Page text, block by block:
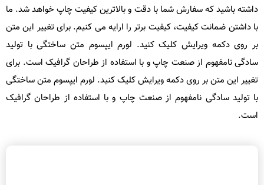
داشته باشید که سفارش شما با دقت و بالاترین کیفیت چاپ خواهد شد. ما
با داشتن ضمانت کیفیت، کیفیت برتر را ارایه می کنیم. برای تغییر این متن
بر روی دکمه ویرایش کلیک کنید. لورم ایپسوم متن ساختگی با تولید
سادگی نامفهوم از صنعت چاپ و با استفاده از طراحان گرافیک است. برای
تغییر این متن بر روی دکمه ویرایش کلیک کنید. لورم ایپسوم متن ساختگی
با تولید سادگی نامفهوم از صنعت چاپ و با استفاده از طراحان گرافیک
است.